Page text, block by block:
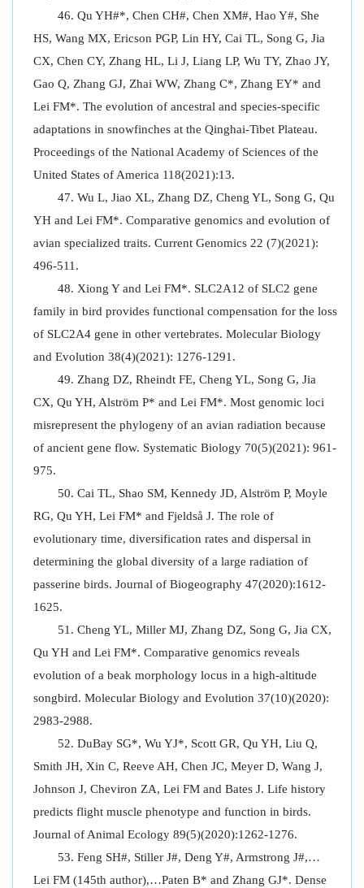
Qu YH#*, Chen CH#, Chen XM#, Hao Y#, She
HS, Wang MX, Ericson PGP, Lin HY, Cai TL, Song G, Jia
CX, Chen CY, Zhang HL, Li J, Liang LP, Wu TY, Zhao JY,
Gao Q, Zhang GJ, Zhai WW, Zhang C*, Zhang EY* and
Lei FM*. The evolution of ancestral and species-specific
adaptations in snowfinches at the Qinghai-Tibet Plateau.
Proceedings of the National Academy of Sciences of the
United States of America 118(2021):13.
Wu L, Jiao XL, Zhang DZ, Cheng YL, Song G, Qu
YH and Lei FM*. Comparative genomics and evolution of
avian specialized traits. Current Genomics 22 (7)(2021):
496-511.
Xiong Y and Lei FM*. SLC2A12 of SLC2 gene
family in bird provides functional compensation for the loss
of SLC2A4 gene in other vertebrates. Molecular Biology
and Evolution 38(4)(2021): 1276-1291.
Zhang DZ, Rheindt FE, Cheng YL, Song G, Jia
CX, Qu YH, Alström P* and Lei FM*. Most genomic loci
misrepresent the phylogeny of an avian radiation because
of ancient gene flow. Systematic Biology 70(5)(2021): 961-
975.
Cai TL, Shao SM, Kennedy JD, Alström P, Moyle
RG, Qu YH, Lei FM* and Fjeldså J. The role of
evolutionary time, diversification rates and dispersal in
determining the global diversity of a large radiation of
passerine birds. Journal of Biogeography 47(2020):1612-
1625.
Cheng YL, Miller MJ, Zhang DZ, Song G, Jia CX,
Qu YH and Lei FM*. Comparative genomics reveals
evolution of a beak morphology locus in a high-altitude
songbird. Molecular Biology and Evolution 37(10)(2020):
2983-2988.
DuBay SG*, Wu YJ*, Scott GR, Qu YH, Liu Q,
Smith JH, Xin C, Reeve AH, Chen JC, Meyer D, Wang J,
Johnson J, Cheviron ZA, Lei FM and Bates J. Life history
predicts flight muscle phenotype and function in birds.
Journal of Animal Ecology 89(5)(2020):1262-1276.
Feng SH#, Stiller J#, Deng Y#, Armstrong J#,…
Lei FM (145th author),…Paten B* and Zhang GJ*. Dense